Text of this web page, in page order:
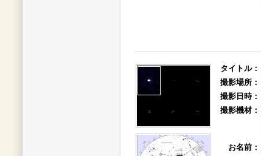
タイトル：
撮影場所：
撮影日時：
撮影機材：
お名前：